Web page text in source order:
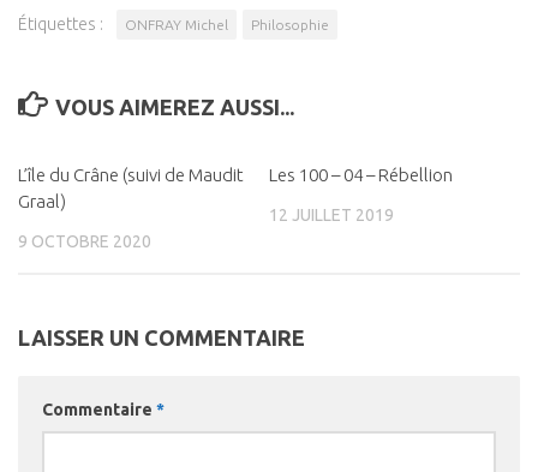
Étiquettes : ONFRAY Michel Philosophie
VOUS AIMEREZ AUSSI...
L’île du Crâne (suivi de Maudit
Graal)
9 OCTOBRE 2020
Les 100 – 04 – Rébellion
12 JUILLET 2019
LAISSER UN COMMENTAIRE
Commentaire *